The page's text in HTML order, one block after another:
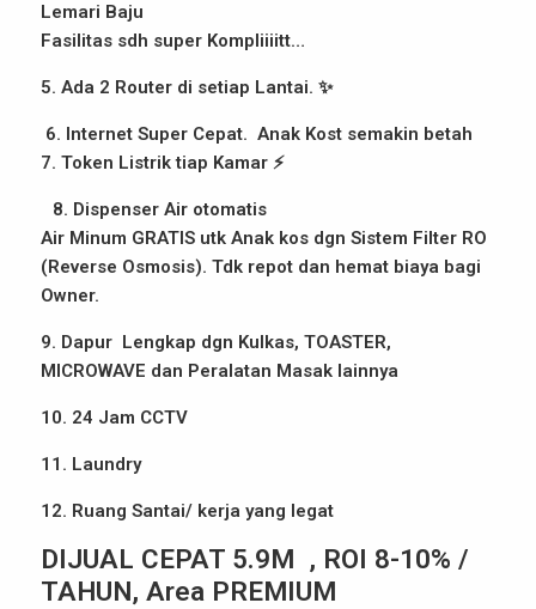
Lemari Baju
Fasilitas sdh super Kompliiiitt…
5. Ada 2 Router di setiap Lantai. ✨
6. Internet Super Cepat. Anak Kost semakin betah
7. Token Listrik tiap Kamar ⚡
8. Dispenser Air otomatis
Air Minum GRATIS utk Anak kos dgn Sistem Filter RO
(Reverse Osmosis). Tdk repot dan hemat biaya bagi
Owner.
9. Dapur Lengkap dgn Kulkas, TOASTER,
MICROWAVE dan Peralatan Masak lainnya
10. 24 Jam CCTV
11. Laundry
12. Ruang Santai/ kerja yang legat
DIJUAL CEPAT 5.9M , ROI 8-10% /
TAHUN, Area PREMIUM